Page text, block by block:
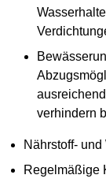
verhindern
Nährstoff-
Regelmäßige